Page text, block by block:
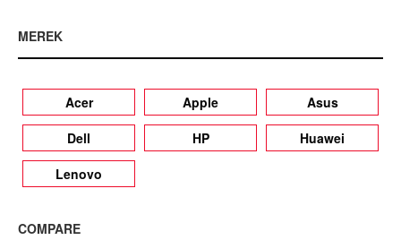
MEREK
Acer Apple
Asus
Dell
HP
Huawei
Lenovo
COMPARE